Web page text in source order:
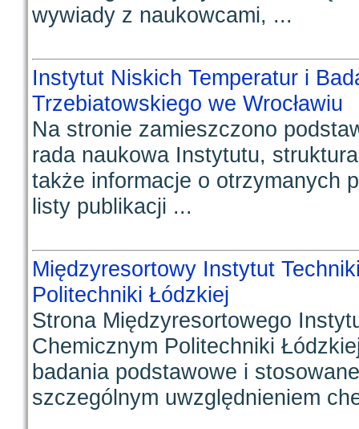
wywiady z naukowcami, ...
Instytut Niskich Temperatur i
Trzebiatowskiego we Wrocławiu
Na stronie zamieszczono
rada naukowa Instytutu,
także informacje o otrzymanych
listy publikacji ...
Międzyresortowy Instytut
Politechniki Łódzkiej
Strona Międzyresortowego
Chemicznym Politechniki
badania podstawowe i
szczególnym uwzględnieniem